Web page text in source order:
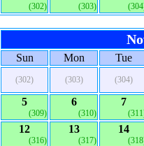
(302) (303)
Sun Mon Tue
(302) (303) (304)
5
(309)
6
(310)
7
12
(316)
13
(317)
14